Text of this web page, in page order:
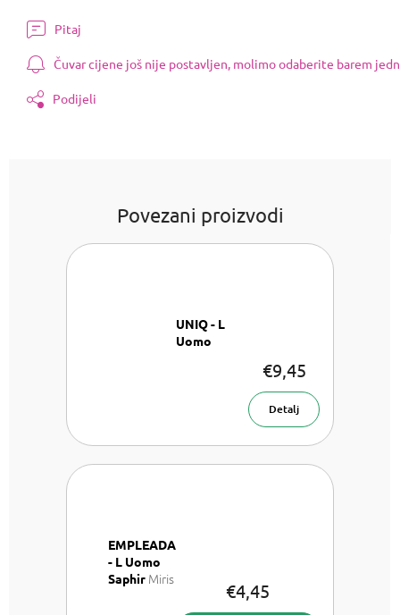
Pitaj
Čuvar cijene još nije postavljen, molimo odaberite barem
Podijeli
Povezani proizvodi
UNIQ - L
Uomo
€9,45
Detalj
EMPLEADA
- L Uomo
Saphir Miris
€4,45